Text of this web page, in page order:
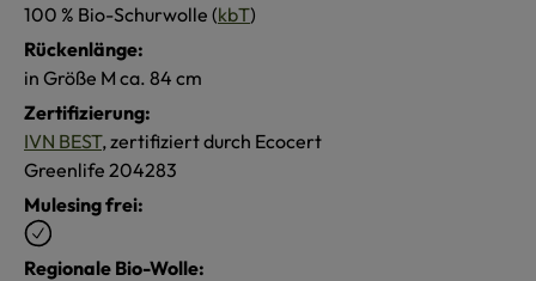
100 % Bio-Schurwolle (kbT)
Rückenlänge:
in Größe M ca. 84 cm
Zertifizierung:
IVN BEST, zertifiziert durch Ecocert
Greenlife 204283
Mulesing frei:
Regionale Bio-Wolle: